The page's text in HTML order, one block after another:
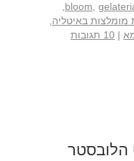
bloom
מומלצות באיטליה
| 10 תגובות
הלובסטר